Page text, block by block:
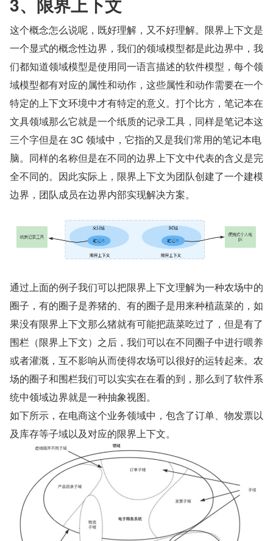
这个概念怎么说呢，既好理解，又不好理解。限界上下文是
一个显式的概念性边界，我们的领域模型都是此边界中，我
们都知道领域模型是使用同一语言描述的软件模型，每个领
域模型都有对应的属性和动作，这些属性和动作需要在一个
特定的上下文环境中才有特定的意义。打个比方，笔记本在
文具领域那么它就是一个纸质的记录工具，同样是笔记本这
三个字但是在 3C 领域中，它指的又是我们常用的笔记本电
脑。同样的名称但是在不同的边界上下文中代表的含义是完
全不同的。因此实际上，限界上下文为团队创建了一个建模
边界，团队成员在边界内部实现解决方案。
通过上面的例子我们可以把限界上下文理解为一种农场中的
圈子，有的圈子是养猪的、有的圈子是用来种植蔬菜的，如
果没有限界上下文那么猪就有可能把蔬菜吃过了，但是有了
围栏（限界上下文）之后，我们可以在不同圈子中进行喂养
或者灌溉，互不影响从而使得农场可以很好的运转起来。农
场的圈子和围栏我们可以实实在在看的到，那么到了软件系
统中领域边界就是一种抽象视图。
如下所示，在电商这个业务领域中，包含了订单、物发票以
及库存等子域以及对应的限界上下文。